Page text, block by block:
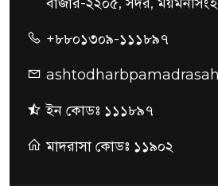
+৮৮০১৩০৯-১১১৮৯৭
ইন কোডঃ ১১১৮৯৭
মাদরাসা কোডঃ ১১৯০২